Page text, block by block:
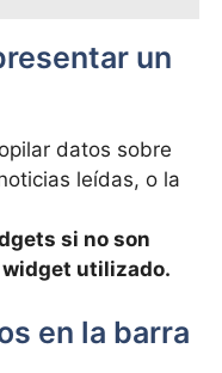
un
datos ​sobre
leídas, o la
si ​no son
utilizado.
en ‌la ⁤barra